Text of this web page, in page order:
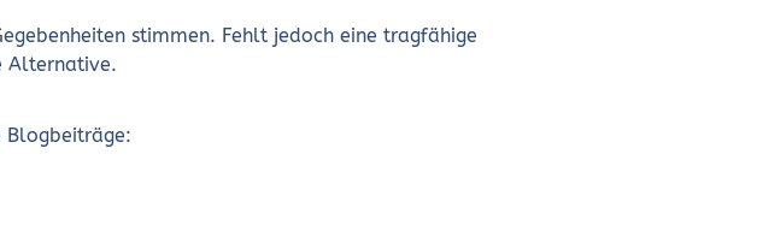
stimmen. Fehlt jedoch eine tragfähige
Alternative.
Blogbeiträge: